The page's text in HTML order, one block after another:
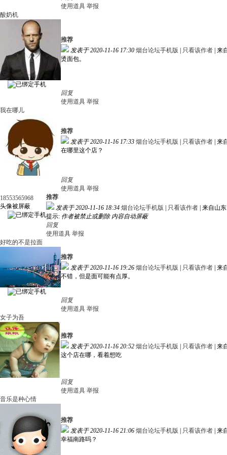
使用道具 举报
酸奶机
推荐
发表于 2020-11-16 17:30 烟台论坛手机版 只看该作者 来
烫面包。
回复
使用道具 举报
我在哪儿
推荐
发表于 2020-11-16 17:33 烟台论坛手机版 只看该作者 来
在哪里这个店？
回复
使用道具 举报
18553565968
头像被屏蔽
推荐
发表于 2020-11-16 18:34 烟台论坛手机版 只看该作者 来自山东
提示: 作者被禁止或删除 内容自动屏蔽
回复
使用道具 举报
好吃的不是拉面
推荐
发表于 2020-11-16 19:26 烟台论坛手机版 只看该作者 来
不错，但是面可能有点厚。
回复
使用道具 举报
女子为吾
推荐
发表于 2020-11-16 20:52 烟台论坛手机版 只看该作者 来
这个店在哪，看着想吃
回复
使用道具 举报
音乐是种心情
推荐
发表于 2020-11-16 21:06 烟台论坛手机版 只看该作者 来
幸福南路吗？